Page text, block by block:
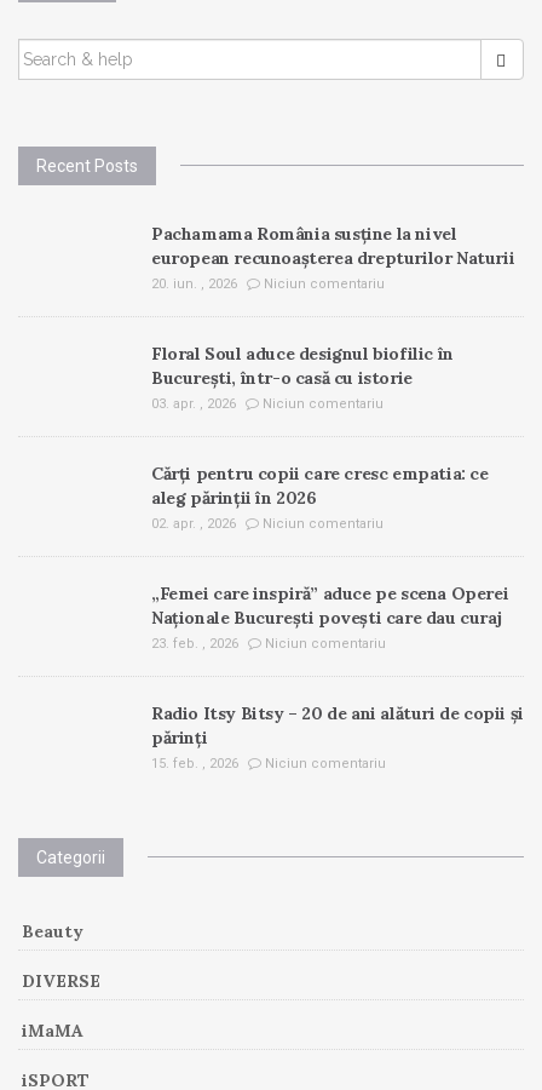
SEARCH
FOR:
Recent Posts
Pachamama România susține la nivel
european recunoașterea drepturilor Naturii
20. iun. , 2026 Niciun comentariu
Floral Soul aduce designul biofilic în
București, într-o casă cu istorie
03. apr. , 2026 Niciun comentariu
Cărți pentru copii care cresc empatia: ce
aleg părinții în 2026
02. apr. , 2026 Niciun comentariu
„Femei care inspiră” aduce pe scena Operei
Naționale București povești care dau curaj
23. feb. , 2026 Niciun comentariu
Radio Itsy Bitsy – 20 de ani alături de copii și
părinți
15. feb. , 2026 Niciun comentariu
Categorii
Beauty
DIVERSE
iMaMA
iSPORT